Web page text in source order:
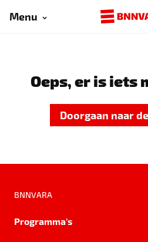
Menu
Oeps, er is iets
Doorgaan naar
BNNVARA
Programma's